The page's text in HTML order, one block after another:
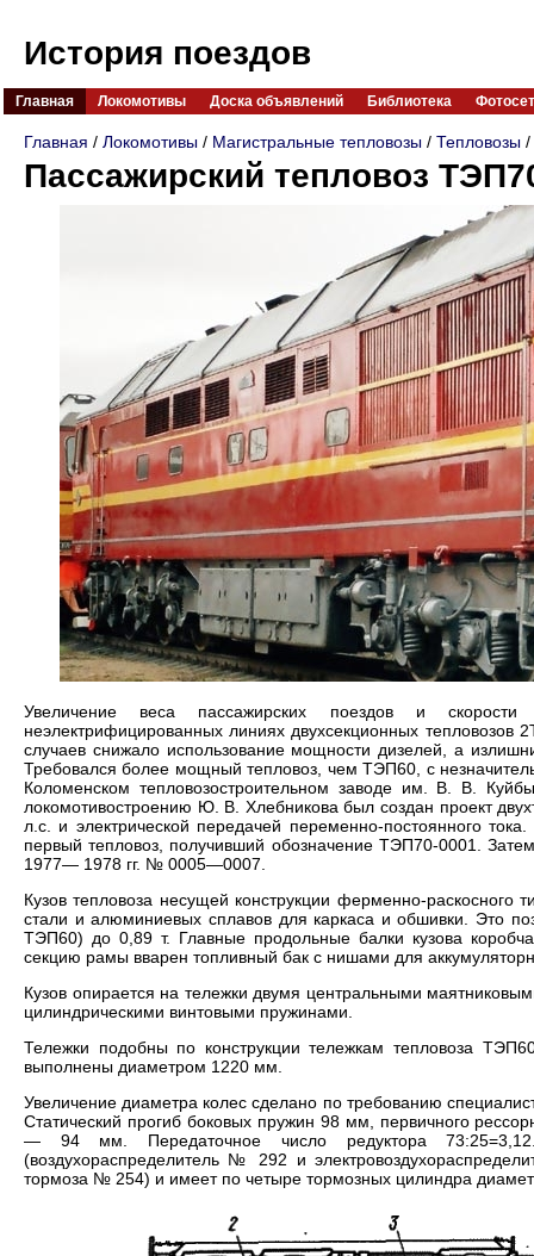
История поездов
Главная Локомотивы Доска объявлений Библиотека
Главная / Локомотивы / Магистральные тепловозы / Тепловозы /
Пассажирский тепловоз
Увеличение веса пассажирских поездов и
неэлектрифицированных линиях двухсекционных
случаев снижало использование мощности дизелей, а
Требовался более мощный тепловоз, чем ТЭП60, с
Коломенском тепловозостроительном заводе им. В. В.
локомотивостроению Ю. В. Хлебникова был создан проект
л.с. и электрической передачей переменно-постоянного
первый тепловоз, получивший обозначение ТЭП70-0001.
1977— 1978 гг. № 0005—0007.
Кузов тепловоза несущей конструкции ферменно-раскосного
стали и алюминиевых сплавов для каркаса и обшивки. Это
ТЭП60) до 0,89 т. Главные продольные балки кузова
секцию рамы вварен топливный бак с нишами для
Кузов опирается на тележки двумя центральными
цилиндрическими винтовыми пружинами.
Тележки подобны по конструкции тележкам тепловоза
выполнены диаметром 1220 мм.
Увеличение диаметра колес сделано по требованию
Статический прогиб боковых пружин 98 мм, первичного
— 94 мм. Передаточное число редуктора 73:25=3,12.
(воздухораспределитель № 292 и
тормоза № 254) и имеет по четыре тормозных цилиндра